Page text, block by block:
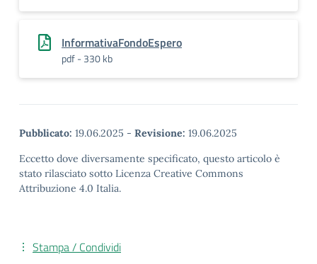
InformativaFondoEspero
pdf - 330 kb
Pubblicato: 19.06.2025 - Revisione: 19.06.2025
Eccetto dove diversamente specificato, questo articolo è
stato rilasciato sotto Licenza Creative Commons
Attribuzione 4.0 Italia.
Stampa / Condividi